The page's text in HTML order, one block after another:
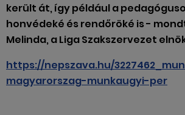
került át, így például a
honvédeké és rendőröké is -
Melinda, a Liga Szakszervezet
https://nepszava.hu/
magyarorszag-munkaugyi-per